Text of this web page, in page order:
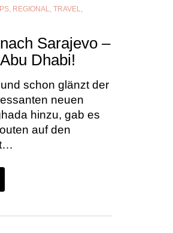
, REGIONAL, TRAVEL,
Sarajevo –
Dhabi!
schon glänzt der
neuen
hinzu, gab es
auf den